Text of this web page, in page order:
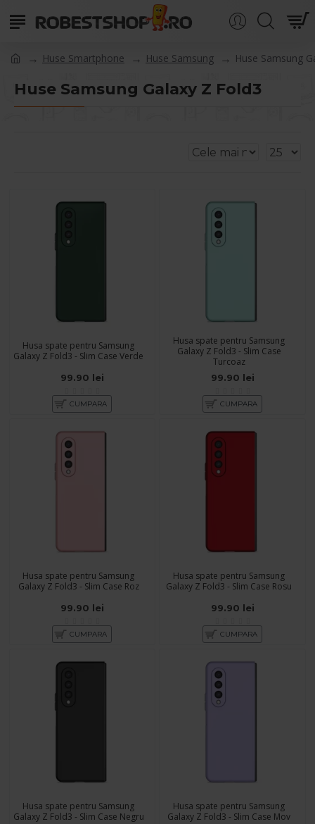
Huse Smartphone Huse Samsung Huse Samsung
Huse Samsung Galaxy Z Fold3
Husa spate pentru Samsung
Galaxy Z Fold3 - Slim Case Verde
99.90 lei
CUMPARA
Husa spate pentru Samsung
Galaxy Z Fold3 - Slim Case
Turcoaz
99.90 lei
CUMPARA
Husa spate pentru Samsung
Galaxy Z Fold3 - Slim Case Roz
99.90 lei
CUMPARA
Husa spate pentru Samsung
Galaxy Z Fold3 - Slim Case Rosu
99.90 lei
CUMPARA
Husa spate pentru Samsung
Galaxy Z Fold3 - Slim Case Negru
Husa spate pentru Samsung
Galaxy Z Fold3 - Slim Case Mov